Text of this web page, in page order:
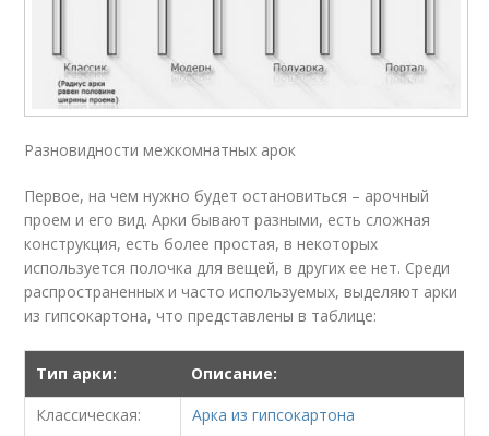
Разновидности межкомнатных арок
Первое, на чем нужно будет остановиться – арочный
проем и его вид. Арки бывают разными, есть сложная
конструкция, есть более простая, в некоторых
используется полочка для вещей, в других ее нет. Среди
распространенных и часто используемых, выделяют арки
из гипсокартона, что представлены в таблице:
Тип арки:
Описание:
Классическая:
Арка из гипсокартона